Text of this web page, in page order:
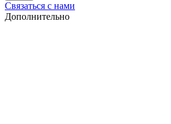
Связаться с нами
Дополнительно